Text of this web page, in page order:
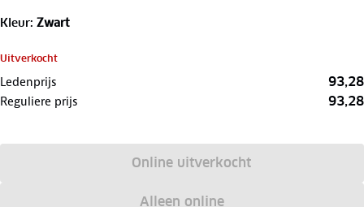
Kleur: Zwart
Uitverkocht
Ledenprijs 93,28
Reguliere prijs 93,28
Online uitverkocht
Alleen online